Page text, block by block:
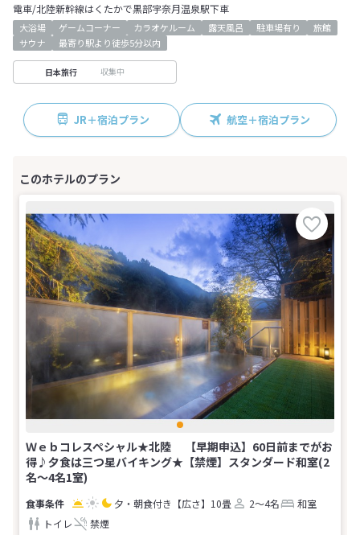
電車/北陸新幹線はくたかで黒部宇奈月温泉駅下車
大浴場 ゲームコーナー カラオケルーム 露天風呂 駐車場有り
旅館
サウナ
最寄り駅より徒歩5分以内
日本旅行 収集中
JR＋宿泊プラン 航空＋宿泊プラン
Ｗｅｂコレスペシャル★北陸 【早期申込】60日前までがお
得♪夕食は三つ星バイキング★【禁煙】スタンダード和室(2
名～4名1室)
夕・朝食付き 【広さ】10畳 2～4名
和室
トイレ
禁煙